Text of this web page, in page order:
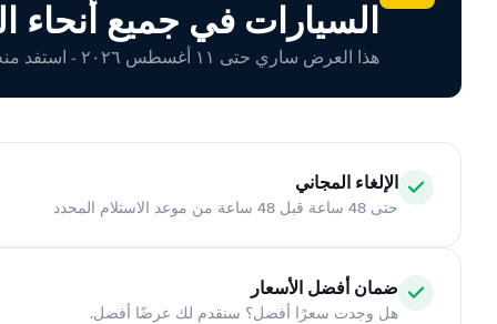
السيارات في جميع أنحاء
هذا العرض ساري حتى ١١ أغسطس ٢٠٢٦ - استفد منه اليوم!
الإلغاء المجاني
حتى 48 ساعة قبل 48 ساعة من موعد الاستلام المحدد
ضمان أفضل الأسعار
هل وجدت سعرًا أفضل؟ سنقدم لك عرضًا أفضل.